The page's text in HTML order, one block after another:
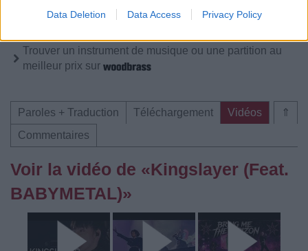
Data Deletion Data Access Privacy Policy
Trouver un instrument de musique ou une partition au
meilleur prix sur
⇑
Paroles + Traduction Téléchargement
Vidéos
Commentaires
Voir la vidéo de «Kingslayer (Feat.
BABYMETAL)»